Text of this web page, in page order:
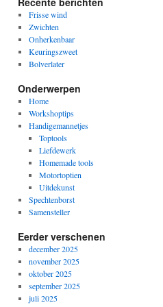
Frisse wind
Zwichten
Onherkenbaar
Keuringszweet
Bolverlater
Onderwerpen
Home
Workshoptips
Handigemannetjes
Toptools
Liefdewerk
Homemade tools
Motortoptien
Uitdekunst
Spechtenborst
Samensteller
Eerder verschenen
december 2025
november 2025
oktober 2025
september 2025
juli 2025